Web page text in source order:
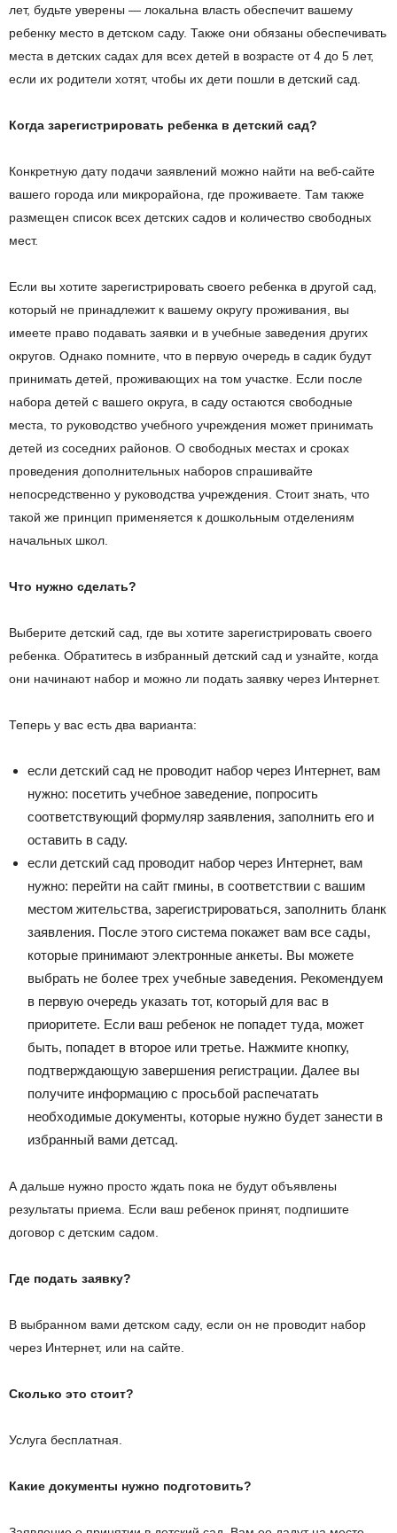
лет, будьте уверены — локальна власть обеспечит вашему
ребенку место в детском саду. Также они обязаны обеспечивать
места в детских садах для всех детей в возрасте от 4 до 5 лет,
если их родители хотят, чтобы их дети пошли в детский сад.
Когда зарегистрировать ребенка в детский сад?
Конкретную дату подачи заявлений можно найти на веб-сайте
вашего города или микрорайона, где проживаете. Там также
размещен список всех детских садов и количество свободных
мест.
Если вы хотите зарегистрировать своего ребенка в другой сад,
который не принадлежит к вашему округу проживания, вы
имеете право подавать заявки и в учебные заведения других
округов. Однако помните, что в первую очередь в садик будут
принимать детей, проживающих на том участке. Если после
набора детей с вашего округа, в саду остаются свободные
места, то руководство учебного учреждения может принимать
детей из соседних районов. О свободных местах и сроках
проведения дополнительных наборов спрашивайте
непосредственно у руководства учреждения. Стоит знать, что
такой же принцип применяется к дошкольным отделениям
начальных школ.
Что нужно сделать?
Выберите детский сад, где вы хотите зарегистрировать своего
ребенка. Обратитесь в избранный детский сад и узнайте, когда
они начинают набор и можно ли подать заявку через Интернет.
Теперь у вас есть два варианта:
если детский сад не проводит набор через Интернет, вам
нужно: посетить учебное заведение, попросить
соответствующий формуляр заявления, заполнить его и
оставить в саду.
если детский сад проводит набор через Интернет, вам
нужно: перейти на сайт гмины, в соответствии с вашим
местом жительства, зарегистрироваться, заполнить бланк
заявления. После этого система покажет вам все сады,
которые принимают электронные анкеты. Вы можете
выбрать не более трех учебные заведения. Рекомендуем
в первую очередь указать тот, который для вас в
приоритете. Если ваш ребенок не попадет туда, может
быть, попадет в второе или третье. Нажмите кнопку,
подтверждающую завершения регистрации. Далее вы
получите информацию с просьбой распечатать
необходимые документы, которые нужно будет занести в
избранный вами детсад.
А дальше нужно просто ждать пока не будут объявлены
результаты приема. Если ваш ребенок принят, подпишите
договор с детским садом.
Где подать заявку?
В выбранном вами детском саду, если он не проводит набор
через Интернет, или на сайте.
Сколько это стоит?
Услуга бесплатная.
Какие документы нужно подготовить?